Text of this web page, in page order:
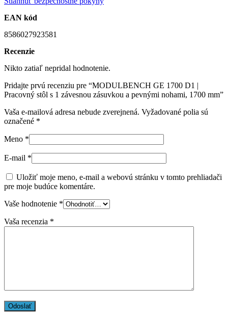
EAN kód
8586027923581
Recenzie
Nikto zatiaľ nepridal hodnotenie.
Pridajte prvú recenziu pre “MODULBENCH GE 1700 D1 |
Pracovný stôl s 1 závesnou zásuvkou a pevnými nohami, 1700 mm”
Vaša e-mailová adresa nebude zverejnená. Vyžadované polia sú
označené *
Meno *
E-mail *
Uložiť moje meno, e-mail a webovú stránku v tomto prehliadači
pre moje budúce komentáre.
Vaše hodnotenie *
Vaša recenzia *